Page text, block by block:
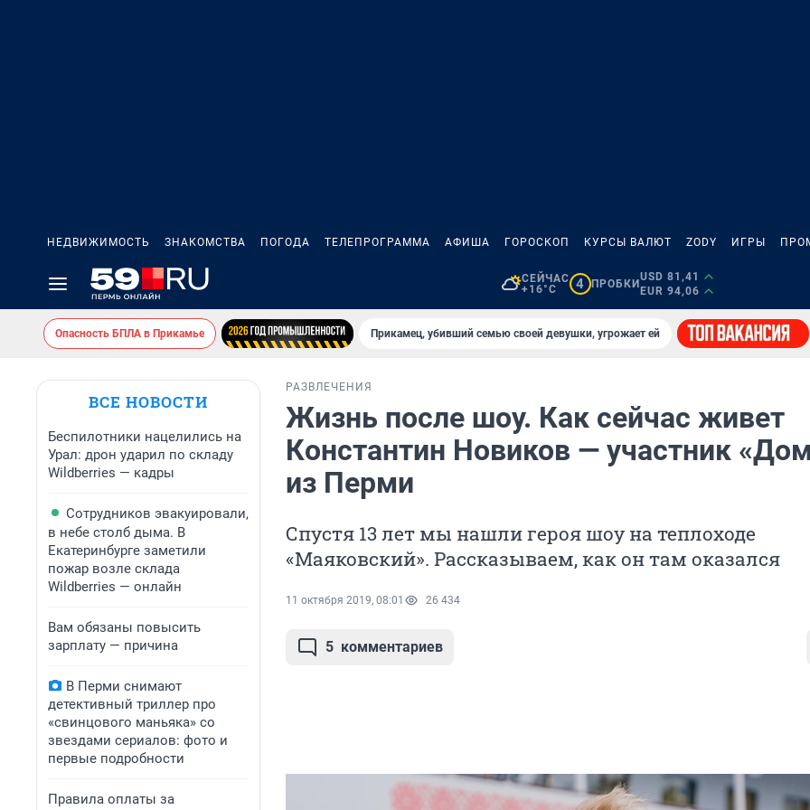
НЕДВИЖИМОСТЬ ЗНАКОМСТВА ПОГОДА ТЕЛЕПРОГРАММА АФИША ГОРОСКОП КУРСЫ ВАЛЮТ ZODY ИГРЫ
СЕЙЧАС
+16°C
4 ПРОБКИ
USD 81,41
EUR 94,06
Опасность БПЛА в Прикамье Прикамец, убивший семью своей девушки, угрожает ей
ВСЕ НОВОСТИ
Беспилотники нацелились на
Урал: дрон ударил по складу
Wildberries — кадры
Сотрудников эвакуировали,
в небе столб дыма. В
Екатеринбурге заметили
пожар возле склада
Wildberries — онлайн
Вам обязаны повысить
зарплату — причина
В Перми снимают
детективный триллер про
«свинцового маньяка» со
звездами сериалов: фото и
первые подробности
Правила оплаты за
РАЗВЛЕЧЕНИЯ
Жизнь после шоу. Как сейчас живет
Константин Новиков — участник
из Перми
Спустя 13 лет мы нашли героя шоу на теплоходе
«Маяковский». Рассказываем, как он там оказался
11 октября 2019, 08:01 26 434
5 комментариев